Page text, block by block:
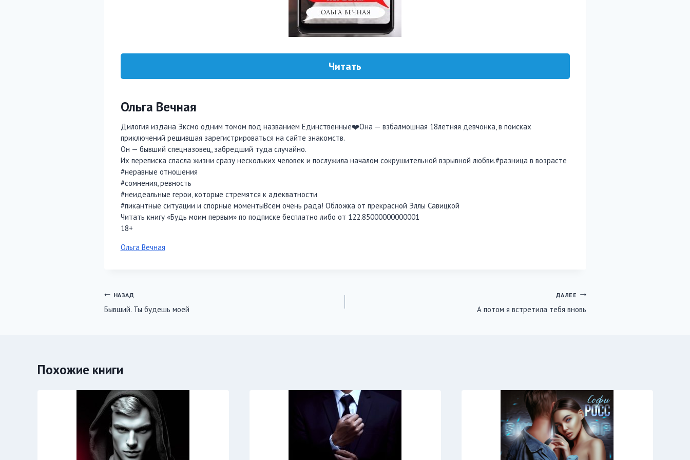
Читать
Ольга Вечная
Дилогия издана Эксмо одним томом под названием Единственные‍❤️‍Она — взбалмошная 18летняя девчонка, в поисках
приключений решившая зарегистрироваться на сайте знакомств.
Он — бывший спецназовец, забредший туда случайно.
Их переписка спасла жизни сразу нескольких человек и послужила началом сокрушительной взрывной любви.#разница в возрасте
#неравные отношения
#сомнения, ревность
#неидеальные герои, которые стремятся к адекватности
#пикантные ситуации и спорные моментыВсем очень рада! Обложка от прекрасной Эллы Савицкой
Читать книгу «Будь моим первым» по подписке бесплатно либо от 122.85000000000001
18+
Метки
Ольга Вечная
Навигация
по
НАЗАД
Бывший. Ты будешь моей
ДАЛЕЕ
А потом я встретила тебя вновь
Похожие книги